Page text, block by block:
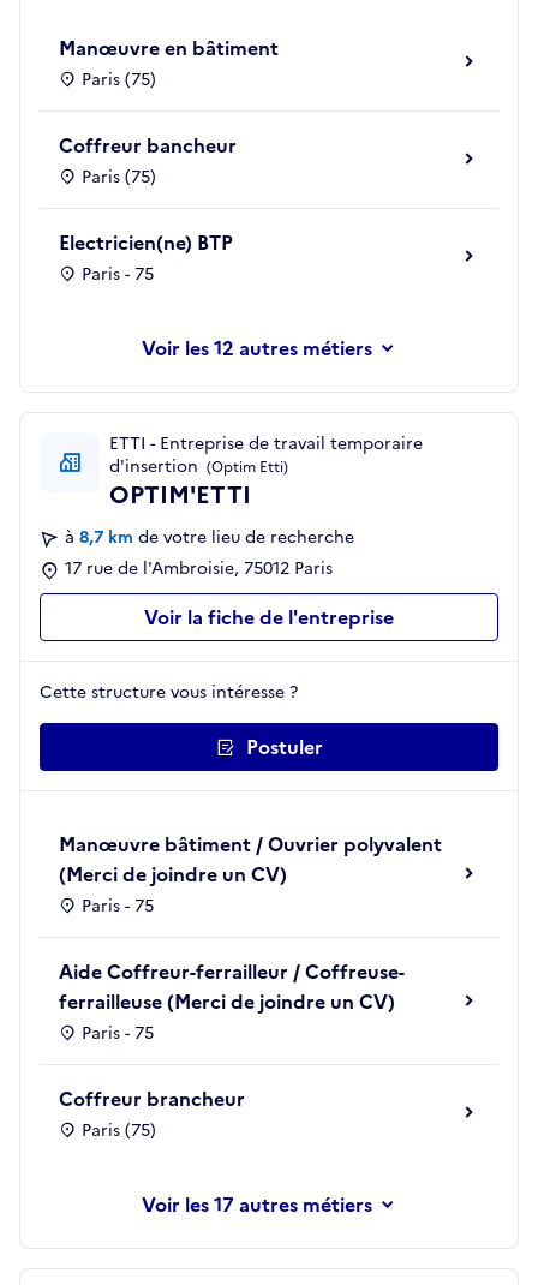
Manœuvre en bâtiment
Paris (75)
Coffreur bancheur
Paris (75)
Electricien(ne) BTP
Paris - 75
les 12 autres métiers
ETTI - Entreprise de travail temporaire
d'insertion (Optim Etti)
OPTIM'ETTI
à 8,7 km de votre lieu de recherche
17 rue de l'Ambroisie, 75012 Paris
Voir la fiche de l'entreprise
Cette structure vous intéresse ?
Postuler
Manœuvre bâtiment / Ouvrier polyvalent
(Merci de joindre un CV)
Paris - 75
Aide Coffreur-ferrailleur / Coffreuse-
ferrailleuse (Merci de joindre un CV)
Paris - 75
Coffreur brancheur
Paris (75)
les 17 autres métiers